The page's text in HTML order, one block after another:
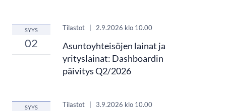
SYYS
02
Tilastot 2.9.2026 klo 10.00
Asuntoyhteisöjen lainat ja
yrityslainat: Dashboardin
päivitys Q2/2026
SYYS Tilastot 3.9.2026 klo 10.00